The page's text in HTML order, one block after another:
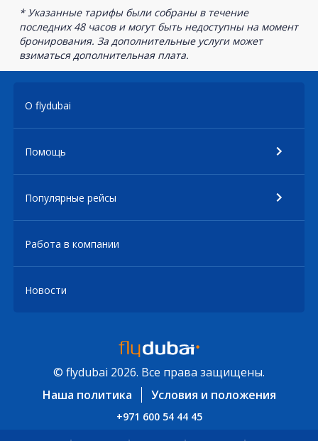
* Указанные тарифы были собраны в течение
последних 48 часов и могут быть недоступны на момент
бронирования. За дополнительные услуги может
взиматься дополнительная плата.
О flydubai
Помощь
Популярные рейсы
Работа в компании
Новости
© flydubai 2026. Все права защищены.
Наша политика
Условия и положения
+971 600 54 44 45